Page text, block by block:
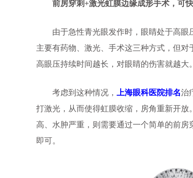
前房穿刺+激光虹膜边缘成形手术，可
由于急性青光眼发作时，眼睛处于高眼
主要有药物、激光、手术这三种方式，但
高眼压持续时间越长，对眼睛的伤害就越大。
考虑到这种情况， 上海眼科医院排名治
打激光，从而使得虹膜收缩，房角重新开
高、水肿严重，则需要通过一个简单的前
即可。